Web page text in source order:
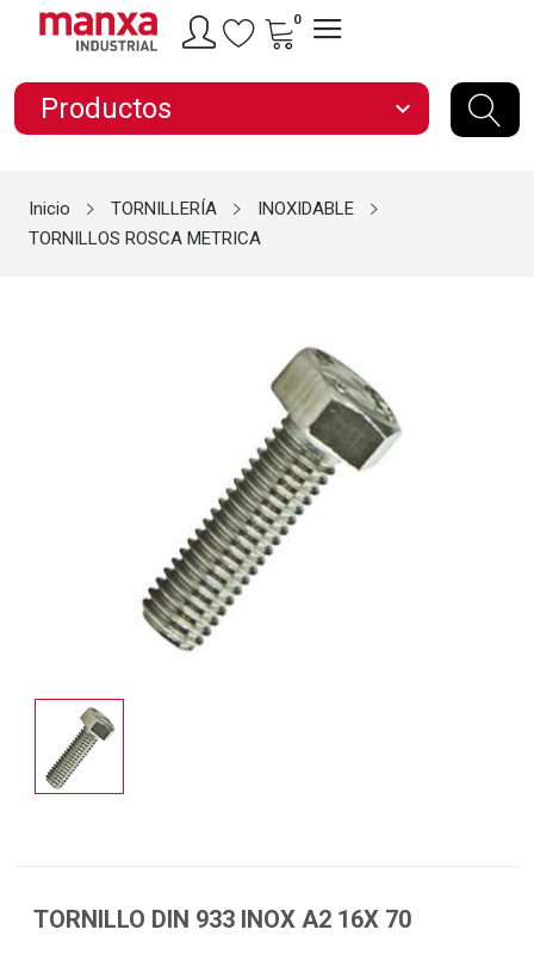
0
Productos expand_more
Inicio TORNILLERÍA
INOXIDABLE
TORNILLOS ROSCA METRICA
TORNILLO DIN 933 INOX A2 16X 70